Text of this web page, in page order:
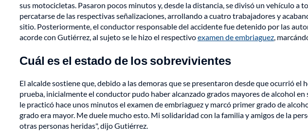
sus motocicletas. Pasaron pocos minutos y, desde la distancia, se divisó un vehículo a
percatarse de las respectivas señalizaciones, arrollando a cuatro trabajadores y
sitio. Posteriormente, el conductor responsable del accidente fue detenido por las
acorde con Gutiérrez, al sujeto se le hizo el respectivoexamen de embriaguez,
Cuál es el estado de los sobrevivientes
El alcalde sostiene que, debido a las demoras que se presentaron desde que ocurrió el
prueba, inicialmente el conductor pudo haber alcanzado grados mayores de alcohol en
le practicó hace unos minutos el examen de embriaguez y marcó primer grado de
grado era mayor. Me duele mucho esto. Mi solidaridad con la familia y amigos de la
otras personas heridas", dijo Gutiérrez.